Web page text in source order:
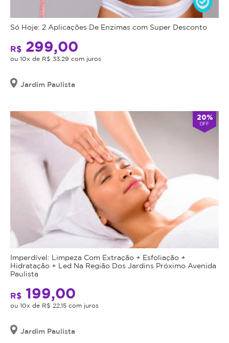
Só Hoje: 2 Aplicações De Enzimas com Super Desconto
R$ 299,00
ou 10x de R$ 33,29 com juros
Jardim Paulista
20%
OFF
Imperdível: Limpeza Com Extração + Esfoliação +
Hidratação + Led Na Região Dos Jardins Próximo Avenida
Paulista
R$ 199,00
ou 10x de R$ 22,15 com juros
Jardim Paulista